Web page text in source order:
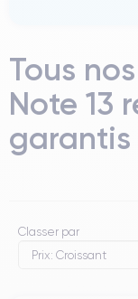
Tous
Note 13
garantis
Classer par